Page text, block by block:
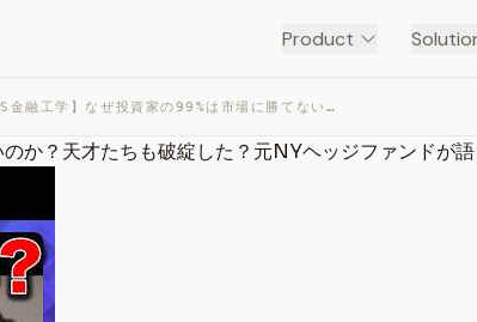
Product
【高橋弘樹VS金融工学】なぜ投資家の99%は市場に勝てないのか？天才たちも破綻した？元NYヘッジファンドが語る… — TRANSCRIPT
か？天才たちも破綻した？元NYヘッジファンドが